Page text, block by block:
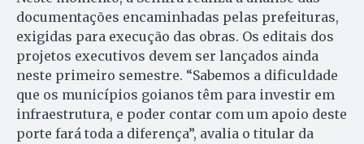
documentações encaminhadas pelas prefeituras,
exigidas para execução das obras. Os editais dos
projetos executivos devem ser lançados ainda
neste primeiro semestre. “Sabemos a dificuldade
que os municípios goianos têm para investir em
infraestrutura, e poder contar com um apoio deste
porte fará toda a diferença”, avalia o titular da